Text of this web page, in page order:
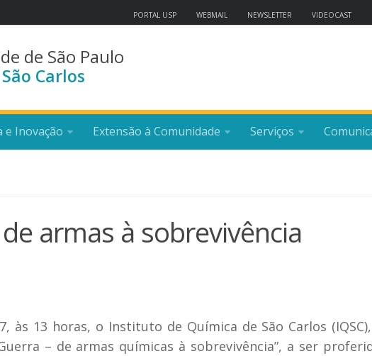
PORTAL USP WEBMAIL NEWSLETTER VIDEOCAST
de São Paulo
Carlos
e Inovação Extensão à Comunidade Serviços
armas à sobrevivência
às 13 horas, o Instituto de Química de São Carlos
– de armas químicas à sobrevivência”, a ser